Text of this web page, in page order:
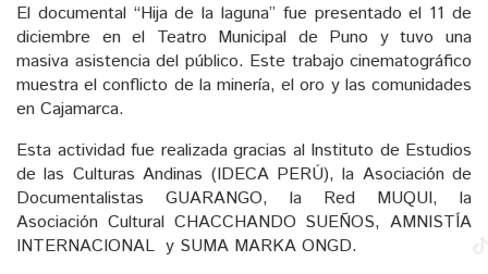
El documental “Hija de la laguna” fue presentado el 11 de
diciembre en el Teatro Municipal de Puno y tuvo una
masiva asistencia del público. Este trabajo cinematográfico
muestra el conflicto de la minería, el oro y las comunidades
en Cajamarca.
Esta actividad fue realizada gracias al Instituto de Estudios
de las Culturas Andinas (IDECA PERÚ), la Asociación de
Documentalistas GUARANGO, la Red MUQUI, la
Asociación Cultural CHACCHANDO SUEÑOS, AMNISTÍA
INTERNACIONAL y SUMA MARKA ONGD.